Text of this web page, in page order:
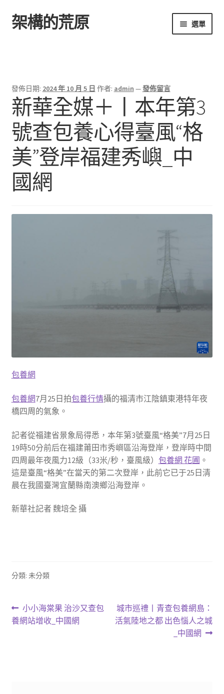
跳
至
跳
至
架構的荒原 選單
發佈日期: 2024 年 10 月 5 日 作者: admin —發佈留言
新華全媒＋丨本年第3
號查包養心得臺風“格
美”登岸福建秀嶼_中
國網
包養網
包養網7月25日拍包養行情攝的福清市江陰鎮東港特年夜
橋四周的氣象。
記者從福建省景象局得悉，本年第3號臺風“格美”7月25日
19時50分前后在福建莆田市秀嶼區沿海登岸，登岸時中間
四周最年夜風力12級（33米/秒，臺風級） 包養網 花圃 。
這是臺風“格美”在當天的第二次登岸，此前它已于25日清
晨在我國臺灣宜蘭縣南澳鄉沿海登岸。
新華社記者 魏培全 攝
分類: 未分類
文
章
上
一
小小海棠果 治沙又查包
養網站增收_中國網
下
一
城市巡禮丨青查包養網島：
活氣陸地之都 出色惱人之城
_中國網